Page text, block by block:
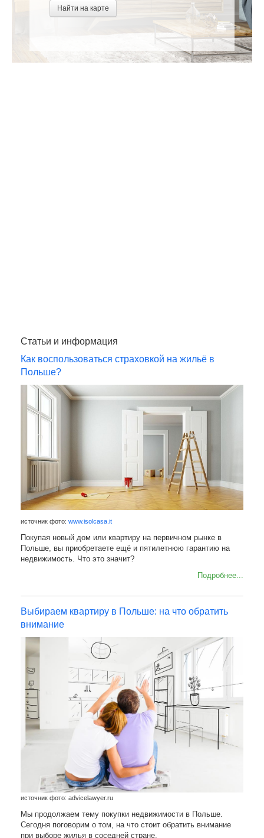
Найти на карте
Статьи и информация
Как воспользоваться страховкой на жильё в
Польше?
источник фото: www.isolcasa.it
Покупая новый дом или квартиру на первичном рынке в
Польше, вы приобретаете ещё и пятилетнюю гарантию на
недвижимость. Что это значит?
Подробнее...
Выбираем квартиру в Польше: на что обратить
внимание
источник фото: advicelawyer.ru
Мы продолжаем тему покупки недвижимости в Польше.
Сегодня поговорим о том, на что стоит обратить внимание
при выборе жилья в соседней стране.